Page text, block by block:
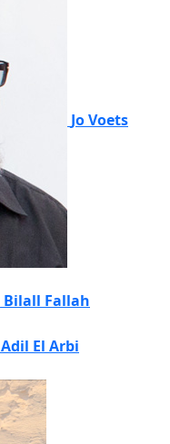
Jo Voets
Bilall Fallah
Adil El Arbi